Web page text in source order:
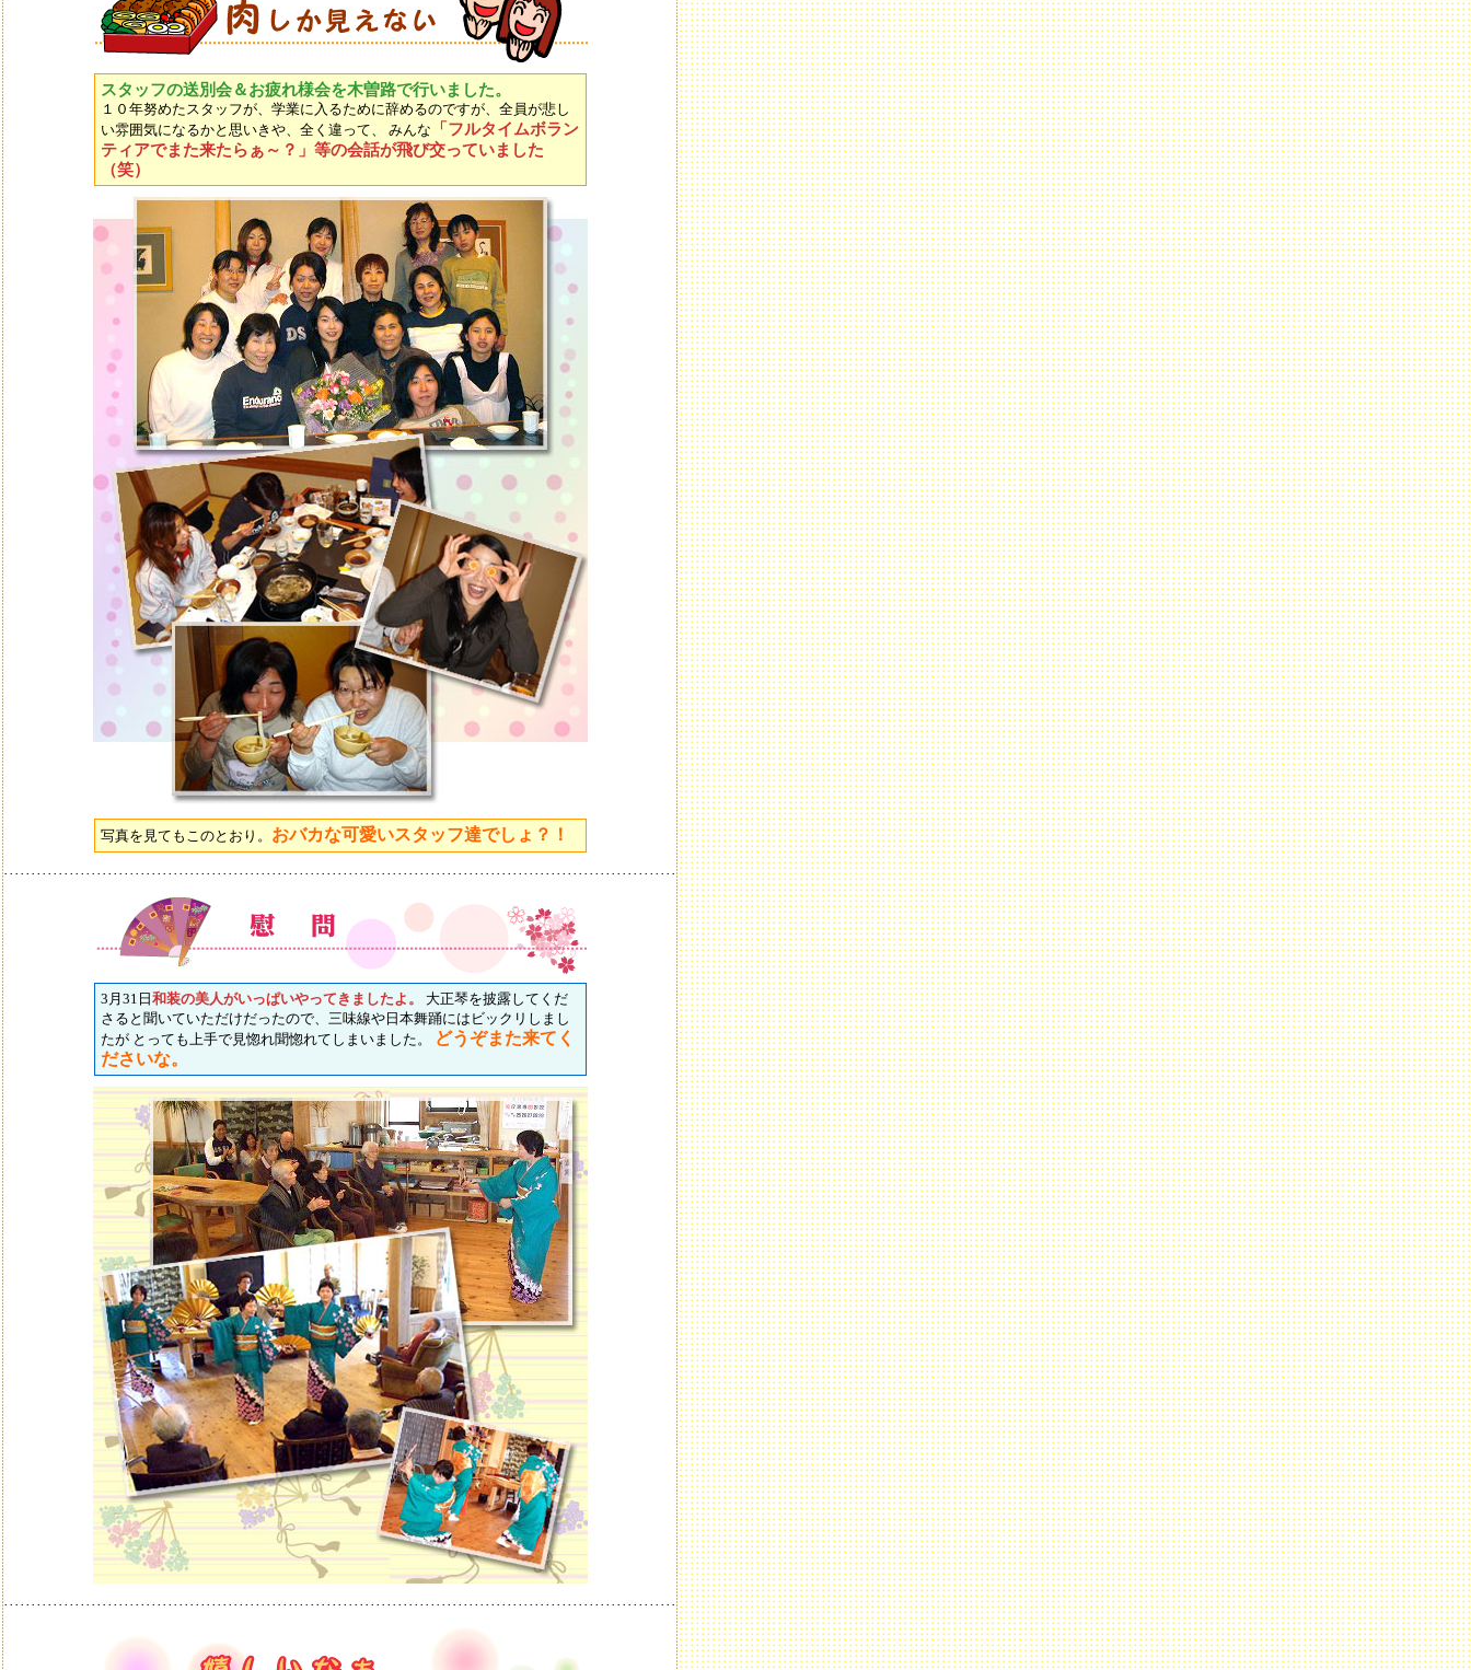
スタッフの送別会＆お疲れ様会を木曽路で行いました。
１０年努めたスタッフが、学業に入るために辞めるのですが、全員が悲し
い雰囲気になるかと思いきや、全く違って、 みんな 「フルタイムボラン
ティアでまた来たらぁ～？」等の会話が飛び交っていました
（笑）
写真を見てもこのとおり。 おバカな可愛いスタッフ達でしょ？！
･･･････････････････････････････････････････････････････････････････････････････････････････････････････････････････････････
3月31日 和装の美人がいっぱいやってきましたよ。
大正琴を披露してくだ
さると聞いていただけだったので、三味線や日本舞踊にはビックリしまし
たが とっても上手で見惚れ聞惚れてしまいました。
どうぞまた来てく
ださいな。
･･･････････････････････････････････････････････････････････････････････････････････････････････････････････････････････････